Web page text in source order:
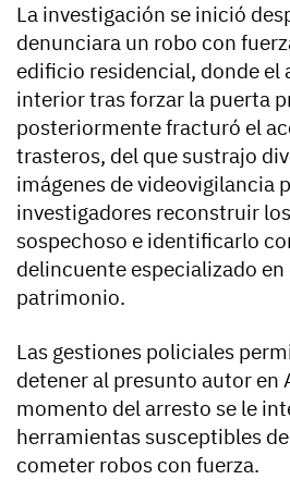
La investigación se inició
denunciara un robo con
edificio residencial, donde el
interior tras forzar la puerta
posteriormente fracturó el
trasteros, del que sustrajo
imágenes de videovigilancia
investigadores reconstruir
sospechoso e identificarlo
delincuente especializado
patrimonio.
Las gestiones policiales
detener al presunto autor en
momento del arresto se le
herramientas susceptibles
cometer robos con fuerza.